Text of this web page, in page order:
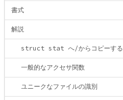
書式
解説
struct stat へ/からコピーする
一般的なアクセサ関数
ユニークなファイルの識別